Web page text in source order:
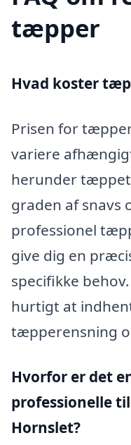
tæpper
Hvad koster
Prisen for
variere
herunder
graden af snavs
professionel
give dig en
specifikke
hurtigt at
tæpperensning
Hvorfor er det
professionelle
Hornslet?